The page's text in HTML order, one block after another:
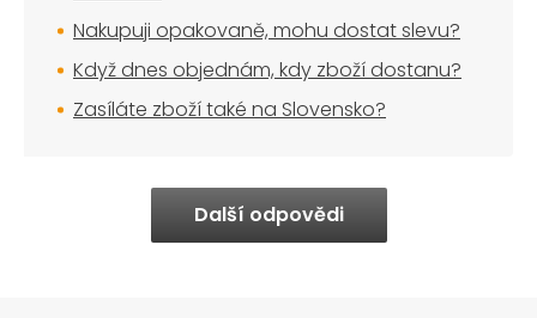
Nakupuji opakovaně, mohu dostat slevu?
Když dnes objednám, kdy zboží dostanu?
Zasíláte zboží také na Slovensko?
Další odpovědi